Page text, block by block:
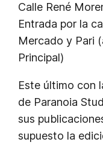
Calle René
Entrada por la
Mercado y Pari
Principal)
Este último con
de Paranoia
sus
supuesto la